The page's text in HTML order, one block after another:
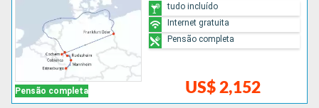
Pensão completa US$ 2,152
tudo incluído
Internet gratuita
Pensão completa